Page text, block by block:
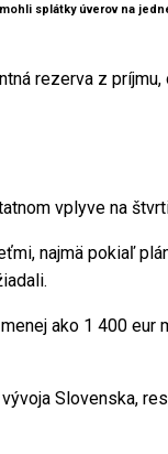
splátky úverov na
rezerva z
vplyve na
najmä pokiaľ
ako 1 400 eur
Slovenska,